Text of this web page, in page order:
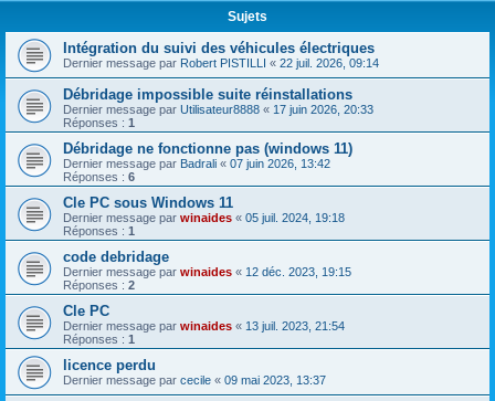
Sujets
Intégration du suivi des véhicules électriques
Dernier message par Robert PISTILLI « 22 juil. 2026, 09:14
Débridage impossible suite réinstallations
Dernier message par Utilisateur8888 « 17 juin 2026, 20:33
Réponses : 1
Débridage ne fonctionne pas (windows 11)
Dernier message par Badrali « 07 juin 2026, 13:42
Réponses : 6
Cle PC sous Windows 11
Dernier message par winaides « 05 juil. 2024, 19:18
Réponses : 1
code debridage
Dernier message par winaides « 12 déc. 2023, 19:15
Réponses : 2
Cle PC
Dernier message par winaides « 13 juil. 2023, 21:54
Réponses : 1
licence perdu
Dernier message par cecile « 09 mai 2023, 13:37